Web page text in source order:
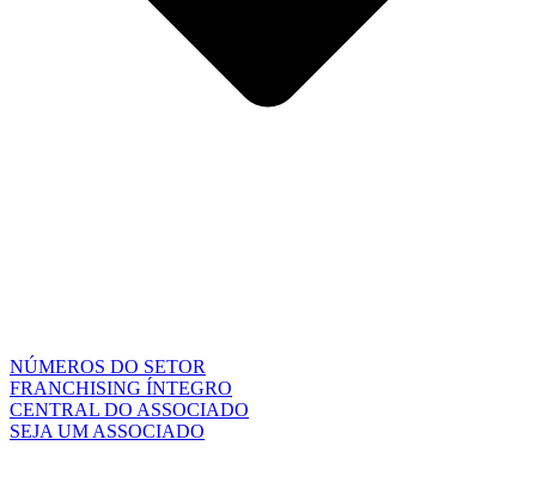
NÚMEROS DO SETOR
FRANCHISING ÍNTEGRO
CENTRAL DO ASSOCIADO
SEJA UM ASSOCIADO